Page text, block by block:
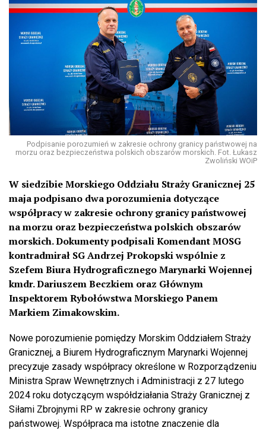
Podpisanie porozumień w zakresie ochrony granicy państwowej na
morzu oraz bezpieczeństwa polskich obszarów morskich. Fot. Łukasz
Zwoliński WOiP
W siedzibie Morskiego Oddziału Straży Granicznej 25
maja podpisano dwa porozumienia dotyczące
współpracy w zakresie ochrony granicy państwowej
na morzu oraz bezpieczeństwa polskich obszarów
morskich. Dokumenty podpisali Komendant MOSG
kontradmirał SG Andrzej Prokopski wspólnie z
Szefem Biura Hydrograficznego Marynarki Wojennej
kmdr. Dariuszem Beczkiem oraz Głównym
Inspektorem Rybołówstwa Morskiego Panem
Markiem Zimakowskim.
Nowe porozumienie pomiędzy Morskim Oddziałem Straży
Granicznej, a Biurem Hydrograficznym Marynarki Wojennej
precyzuje zasady współpracy określone w Rozporządzeniu
Ministra Spraw Wewnętrznych i Administracji z 27 lutego
2024 roku dotyczącym współdziałania Straży Granicznej z
Siłami Zbrojnymi RP w zakresie ochrony granicy
państwowej. Współpraca ma istotne znaczenie dla